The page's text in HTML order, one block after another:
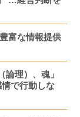
富な情報提供
論理）、魂」
で行動しな